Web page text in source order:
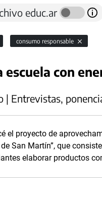
educ.ar
consumo responsable
escuela con
| Entrevistas,
el proyecto de
de San Martín”, que
elaborar productos